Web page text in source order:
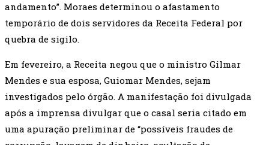
andamento”. Moraes determinou o afastamento
temporário de dois servidores da Receita Federal por
quebra de sigilo.
Em fevereiro, a Receita negou que o ministro Gilmar
Mendes e sua esposa, Guiomar Mendes, sejam
investigados pelo órgão. A manifestação foi divulgada
após a imprensa divulgar que o casal seria citado em
uma apuração preliminar de “possíveis fraudes de